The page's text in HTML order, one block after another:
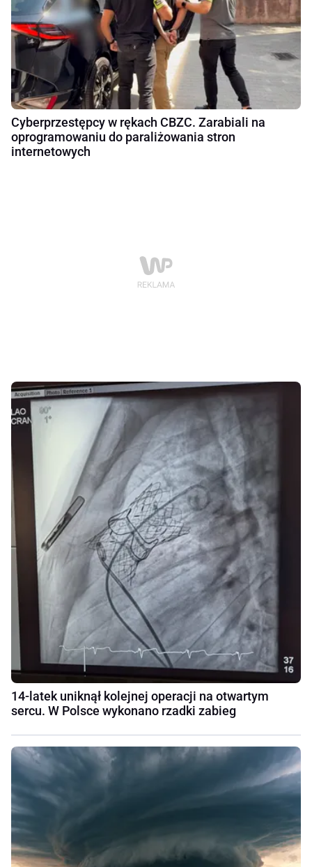
Cyberprzestępcy w rękach CBZC. Zarabiali na
oprogramowaniu do paraliżowania stron
internetowych
14-latek uniknął kolejnej operacji na otwartym
sercu. W Polsce wykonano rzadki zabieg